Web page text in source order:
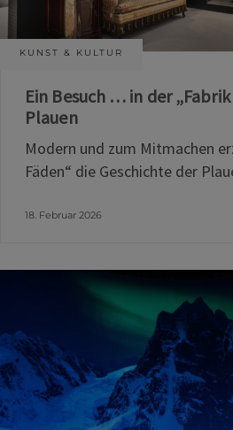
KUNST & KULTUR
Ein Besuch … in der
Plauen
Modern und zum Mitmachen
Fäden“ die Geschichte der
18. Februar 2026